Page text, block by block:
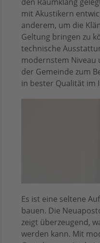
mit Akustikern
anderem, um die
Geltung bringen zu
technische
modernstem Niveau
der Gemeinde zum
in bester Qualität im
Es ist eine seltene
bauen. Die
zeigt überzeugend,
werden kann. Mit